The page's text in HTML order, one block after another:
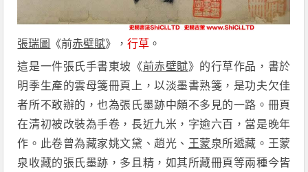
張瑞圖 《前赤壁賦》，行草 。
這是一件張氏手書東坡《前赤壁賦》的行草作品，書於
明季生產的雲母箋冊頁上，以淡墨書熟箋，是功夫欠佳
者所不敢辦的，也為張氏墨跡中頗不多見的一路。冊頁
在清初被改裝為手卷，長近九米，字逾六百，當是晚年
作。此卷曾為藏家姚文黛、趙光、 王蒙泉所遞藏。王蒙
泉收藏的張氏墨跡，多且精，如其所藏冊頁等兩種今皆